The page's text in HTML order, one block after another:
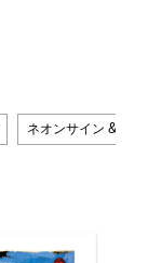
ネオンサイン & そ